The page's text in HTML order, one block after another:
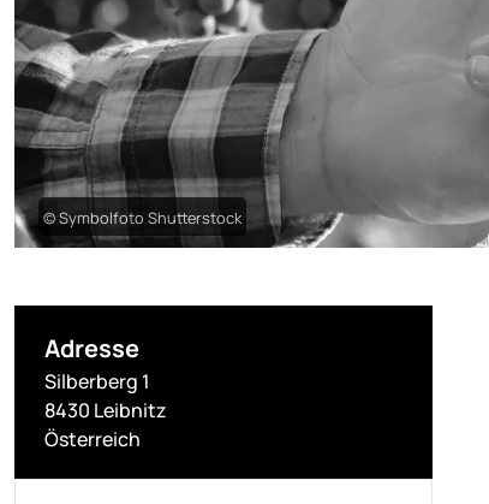
© Symbolfoto Shutterstock
Adresse
Silberberg 1
8430 Leibnitz
Österreich